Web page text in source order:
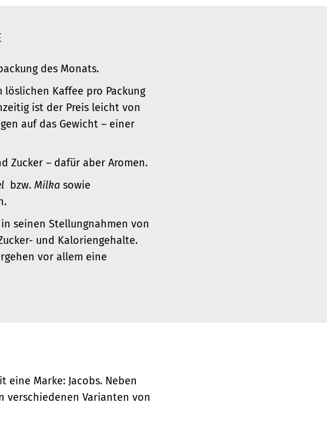
des Monats.
Kaffee pro Packung
ist der Preis leicht von
auf das Gewicht – einer
Zucker – dafür aber Aromen.
bzw. Milka sowie
in seinen Stellungnahmen von
und Kaloriengehalte.
vor allem eine
Marke: Jacobs. Neben
verschiedenen Varianten von